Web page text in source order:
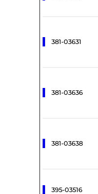
381-03631
381-03636
381-03638
395-03516